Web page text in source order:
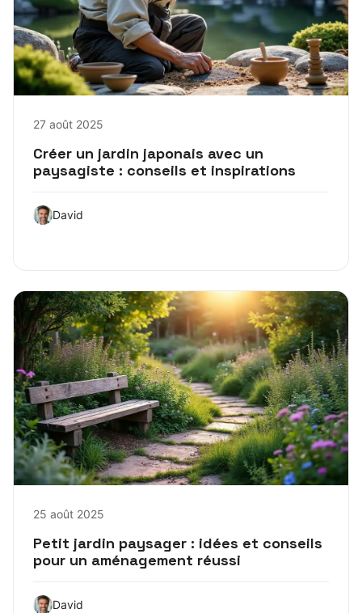
27 août 2025
Créer un jardin japonais avec un
paysagiste : conseils et inspirations
David
25 août 2025
Petit jardin paysager : idées et conseils
pour un aménagement réussi
David